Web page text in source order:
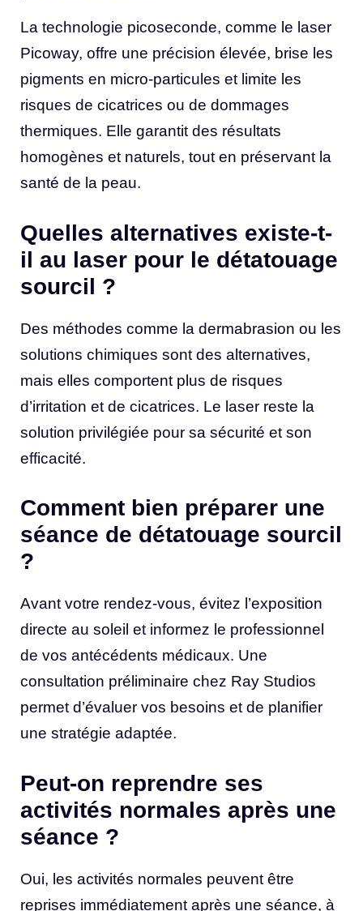
La technologie picoseconde, comme le laser
Picoway, offre une précision élevée, brise les
pigments en micro-particules et limite les
risques de cicatrices ou de dommages
thermiques. Elle garantit des résultats
homogènes et naturels, tout en préservant la
santé de la peau.
Quelles alternatives existe-t-
il au laser pour le détatouage
sourcil ?
Des méthodes comme la dermabrasion ou les
solutions chimiques sont des alternatives,
mais elles comportent plus de risques
d’irritation et de cicatrices. Le laser reste la
solution privilégiée pour sa sécurité et son
efficacité.
Comment bien préparer une
séance de détatouage sourcil
?
Avant votre rendez-vous, évitez l’exposition
directe au soleil et informez le professionnel
de vos antécédents médicaux. Une
consultation préliminaire chez Ray Studios
permet d’évaluer vos besoins et de planifier
une stratégie adaptée.
Peut-on reprendre ses
activités normales après une
séance ?
Oui, les activités normales peuvent être
reprises immédiatement après une séance, à